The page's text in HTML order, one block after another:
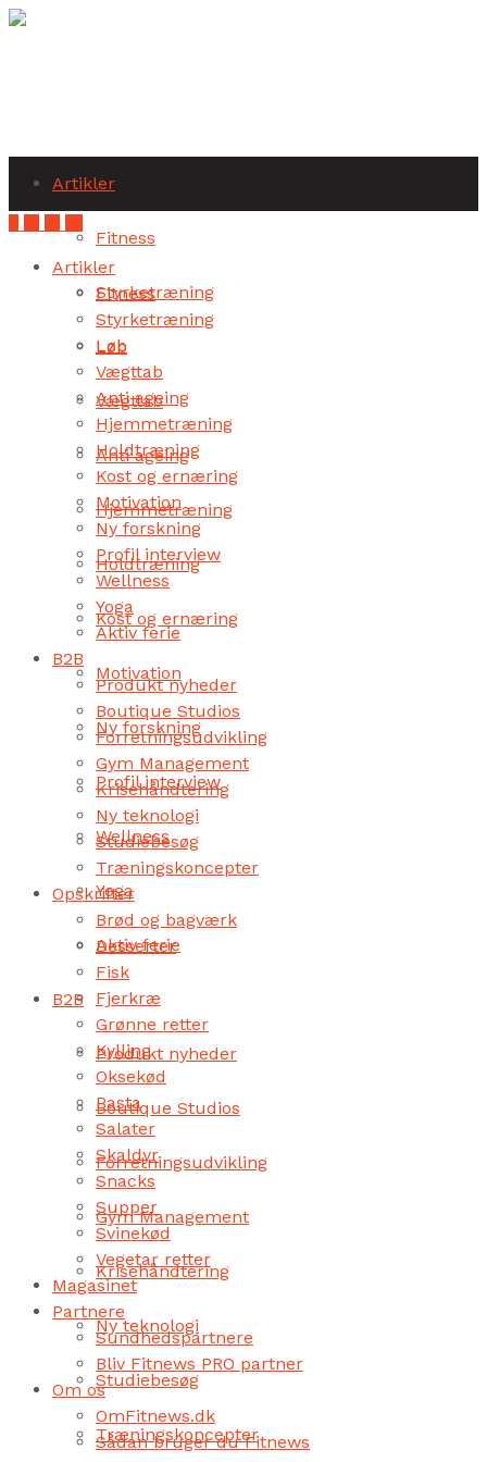
Artikler
Fitness
Styrketræning
Løb
Vægttab
Anti ageing
Hjemmetræning
Holdtræning
Kost og ernæring
Motivation
Ny forskning
Profil interview
Wellness
Yoga
Aktiv ferie
B2B
Produkt nyheder
Boutique Studios
Forretningsudvikling
Gym Management
Krisehåndtering
Ny teknologi
Studiebesøg
Træningskoncepter
Artikler
Fitness
Styrketræning
Løb
Vægttab
Anti ageing
Hjemmetræning
Holdtræning
Kost og ernæring
Motivation
Ny forskning
Profil interview
Wellness
Yoga
Aktiv ferie
B2B
Produkt nyheder
Boutique Studios
Forretningsudvikling
Gym Management
Krisehåndtering
Ny teknologi
Studiebesøg
Træningskoncepter
Opskrifter
Brød og bagværk
Desserter
Fisk
Fjerkræ
Grønne retter
Kylling
Oksekød
Pasta
Salater
Skaldyr
Snacks
Supper
Svinekød
Vegetar retter
Magasinet
Partnere
Sundhedspartnere
Bliv Fitnews PRO partner
Om os
OmFitnews.dk
Sådan bruger du Fitnews